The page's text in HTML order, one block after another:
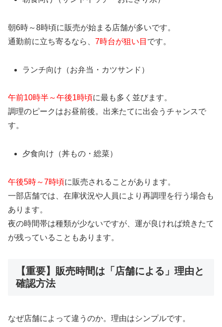
朝6時～8時頃に販売が始まる店舗が多いです。
通勤前に立ち寄るなら、 7時台が狙い目 です。
ランチ向け（お弁当・カツサンド）
午前10時半～午後1時頃に最も多く並びます。
調理のピークはお昼前後。出来たてに出会うチャンスで
す。
夕食向け（丼もの・総菜）
午後5時～7時頃に販売されることがあります。
一部店舗では、在庫状況や人員により再調理を行う場合も
あります。
夜の時間帯は種類が少ないですが、運が良ければ焼きたて
が残っていることもあります。
【重要】販売時間は「店舗による」理由と
確認方法
なぜ店舗によって違うのか。理由はシンプルです。